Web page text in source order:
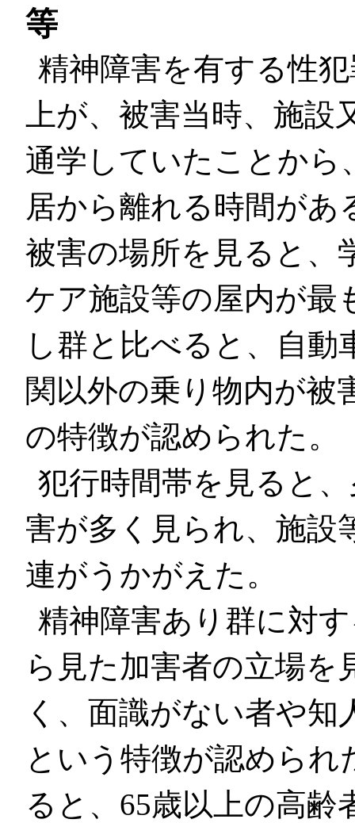
等
精神障害を有する性
上が、被害当時、施
通学していたことから
居から離れる時間が
被害の場所を見ると、
ケア施設等の屋内が最
し群と比べると、自動
関以外の乗り物内が被
の特徴が認められた。
犯行時間帯を見ると
害が多く見られ、施設
連がうかがえた。
精神障害あり群に対
ら見た加害者の立場を
く、面識がない者や
という特徴が認められ
ると、65歳以上の高齢